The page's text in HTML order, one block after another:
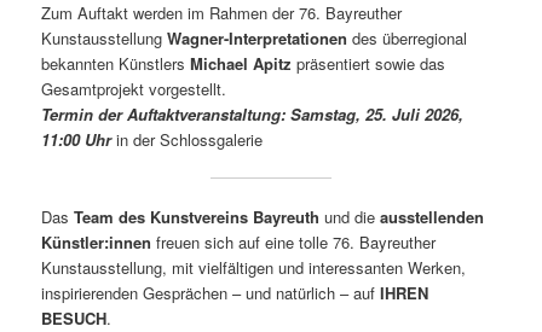
Zum Auftakt werden im Rahmen der 76. Bayreuther
KunstausstellungWagner-Interpretationendes überregional
bekannten Künstlers Michael Apitz präsentiert sowie das
Gesamtprojekt vorgestellt.
Termin der Auftaktveranstaltung: Samstag, 25. Juli 2026,
11:00 Uhrin der Schlossgalerie
DasTeam des Kunstvereins Bayreuth und dieausstellenden
Künstler:innen freuen sich auf eine tolle 76. Bayreuther
Kunstausstellung, mit vielfältigen und interessanten Werken,
inspirierenden Gesprächen – und natürlich – aufIHREN
BESUCH.